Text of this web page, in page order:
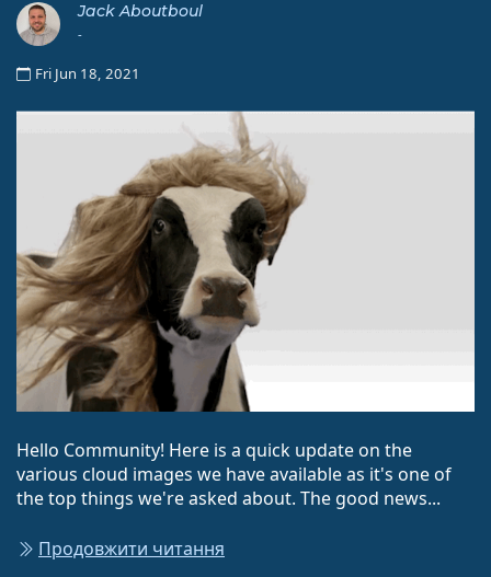
Jack Aboutboul
-
Fri Jun 18, 2021
Hello Community! Here is a quick update on the
various cloud images we have available as it's one of
the top things we're asked about. The good news...
Продовжити читання